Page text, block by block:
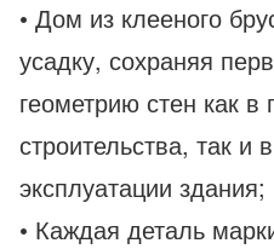
• Дом из клееного
усадку, сохраняя
геометрию стен как в
строительства, так
эксплуатации здания;
• Каждая деталь